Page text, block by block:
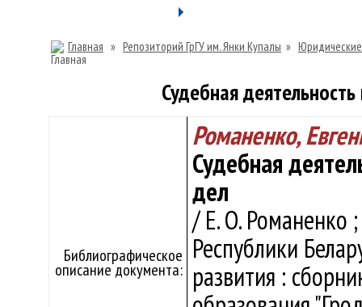
Главная » Репозиторий ГрГУ им. Янки Купалы »
Судебная
Библиографическое
описание документа:
Романенко,
Судебная
дел
/ Е. О. Романенко
Республики
развития :